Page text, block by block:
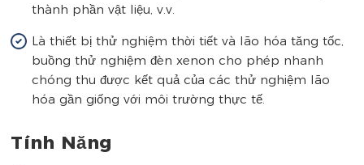
thành phần vật liệu, v.v.
Là thiết bị thử nghiệm thời tiết và lão hóa tăng tốc,
buồng thử nghiệm đèn xenon cho phép nhanh
chóng thu được kết quả của các thử nghiệm lão
hóa gần giống với môi trường thực tế.
Tính Năng